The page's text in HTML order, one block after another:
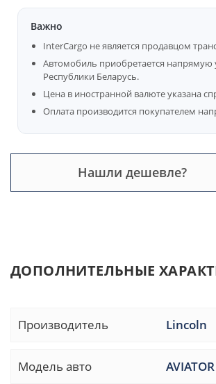
Важно
InterCargo не является продавцом
Автомобиль приобретается напрямую
Республики Беларусь.
Цена в иностранной валюте указана
Оплата производится покупателем
Нашли дешевле?
ДОПОЛНИТЕЛЬНЫЕ
Производитель Lincoln
Модель авто AVIATOR